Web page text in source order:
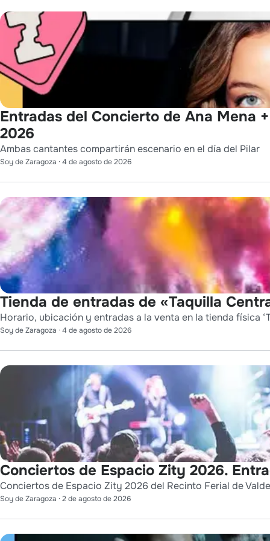
Entradas del Concierto de Ana Mena
2026
Ambas cantantes compartirán escenario en el día del Pilar
Soy de Zaragoza · 4 de agosto de 2026
Tienda de entradas de «Taquilla
Horario, ubicación y entradas a la venta en la tienda física
Soy de Zaragoza · 4 de agosto de 2026
Conciertos de Espacio Zity 2026.
Conciertos de Espacio Zity 2026 del Recinto Ferial de
Soy de Zaragoza · 2 de agosto de 2026